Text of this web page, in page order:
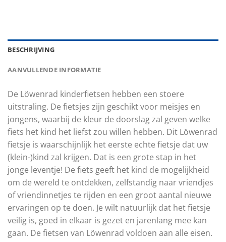
BESCHRIJVING
AANVULLENDE INFORMATIE
De Löwenrad kinderfietsen hebben een stoere
uitstraling. De fietsjes zijn geschikt voor meisjes en
jongens, waarbij de kleur de doorslag zal geven welke
fiets het kind het liefst zou willen hebben. Dit Löwenrad
fietsje is waarschijnlijk het eerste echte fietsje dat uw
(klein-)kind zal krijgen. Dat is een grote stap in het
jonge leventje! De fiets geeft het kind de mogelijkheid
om de wereld te ontdekken, zelfstandig naar vriendjes
of vriendinnetjes te rijden en een groot aantal nieuwe
ervaringen op te doen. Je wilt natuurlijk dat het fietsje
veilig is, goed in elkaar is gezet en jarenlang mee kan
gaan. De fietsen van Löwenrad voldoen aan alle eisen.